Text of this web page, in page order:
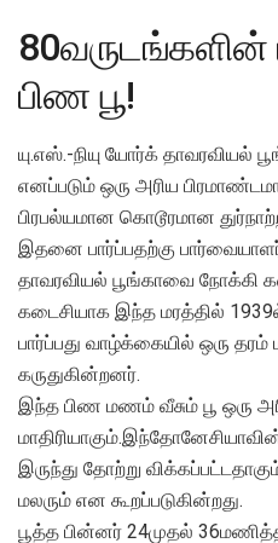
80வருடங்களின்
பிண பூ!
யு.எஸ்.-நியு யோர்க் தாவரவியல்
எனப்படும் ஒரு அரிய
பிரபல்யமான கொடூரமான
இதனை பார்ப்பதற்கு
தாவரவியல் பூங்காவை நோக்கி
கடைசியாக இந்த மரத்தில்
பார்ப்பது வாழ்க்கையில் ஒரு
கருதுகின்றனர்.
இந்த பிண மணம் வீசும் பூ ஒரு
இருந்து தோற்று
மலரும் என கூறப்படுகின்றது.
பூத்த பின்னர் 24முதல்